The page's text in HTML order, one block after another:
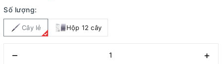
Số lượng:
Cây lẻ Hộp 12 cây
– +